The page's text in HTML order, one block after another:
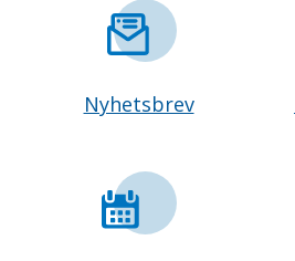
Nyhetsbrev